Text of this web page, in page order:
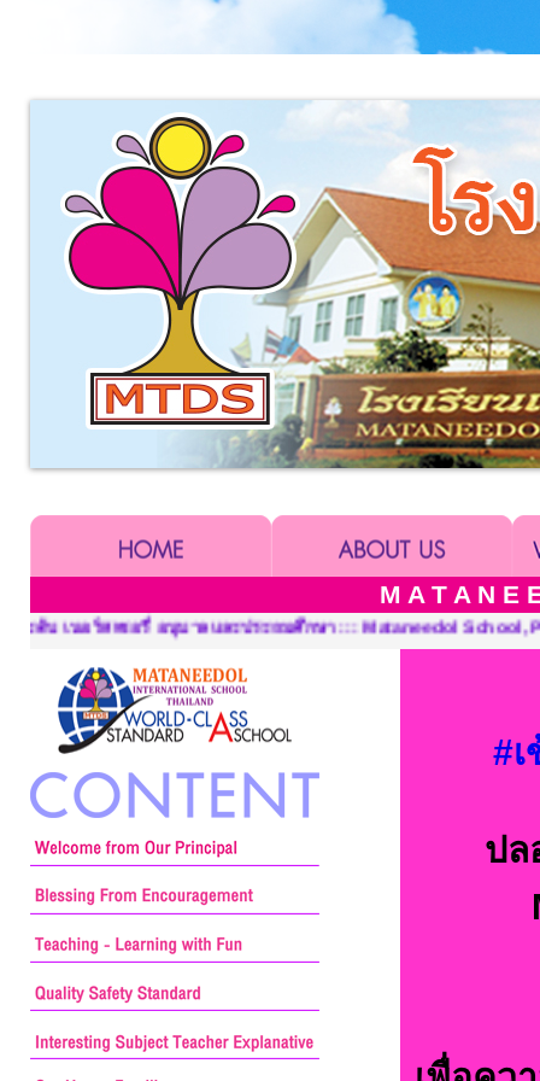
M A T A N E
มศึกษา ::: Mataneedol School, Pre-Kindergarten,
#
ปล